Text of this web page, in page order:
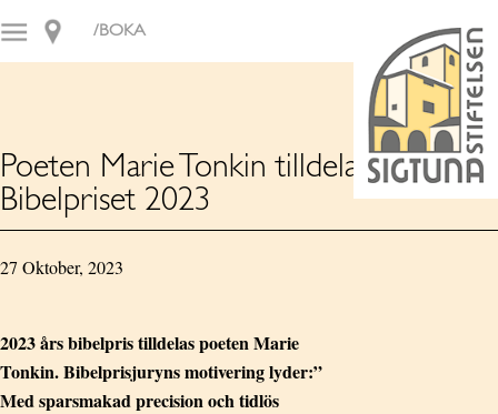
/BOKA
Poeten Marie Tonkin tilldelas
Bibelpriset 2023
27 Oktober, 2023
2023 års bibelpris tilldelas poeten Marie
Tonkin. Bibelprisjuryns motivering lyder:”
Med sparsmakad precision och tidlös